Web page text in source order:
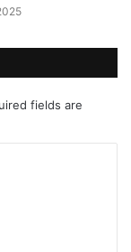
fields are